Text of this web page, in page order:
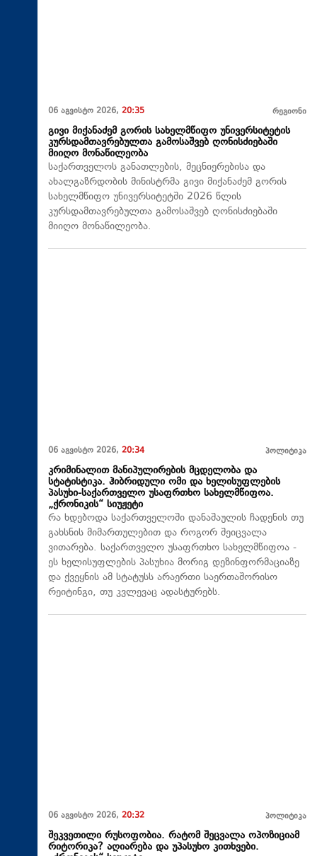
06 აგვისტო 2026, 20:35 რეგიონი
გივი მიქანაძემ გორის სახელმწიფო უნივერსიტეტის
კურსდამთავრებულთა გამოსაშვებ ღონისძიებაში
მიიღო მონაწილეობა
საქართველოს განათლების, მეცნიერებისა და
ახალგაზრდობის მინისტრმა გივი მიქანაძემ გორის
სახელმწიფო უნივერსიტეტში 2026 წლის
კურსდამთავრებულთა გამოსაშვებ ღონისძიებაში
მიიღო მონაწილეობა.
06 აგვისტო 2026, 20:34 პოლიტიკა
კრიმინალით მანიპულირების მცდელობა და
სტატისტიკა. ჰიბრიდული ომი და ხელისუფლების
პასუხი-საქართველო უსაფრთხო სახელმწიფოა.
„ქრონიკის“ სიუჟეტი
რა ხდებოდა საქართველოში დანაშაულის ჩადენის თუ
გახსნის მიმართულებით და როგორ შეიცვალა
ვითარება. საქართველო უსაფრთხო სახელმწიფოა -
ეს ხელისუფლების პასუხია მორიგ დეზინფორმაციაზე
და ქვეყნის ამ სტატუსს არაერთი საერთაშორისო
რეიტინგი, თუ კვლევაც ადასტურებს.
06 აგვისტო 2026, 20:32 პოლიტიკა
შეკვეთილი რუსოფობია. რატომ შეცვალა ოპოზიციამ
რიტორიკა? აღიარება და უპასუხო კითხვები.